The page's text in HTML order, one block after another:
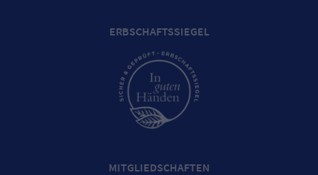
ERBSCHAFTSSIEGEL
MITGLIEDSCHAFTEN